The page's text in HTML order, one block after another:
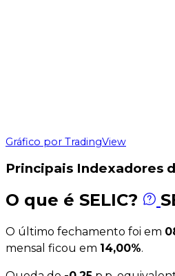
Gráfico por TradingView
Principais Indexadores
O que é SELIC?
O último fechamento foi em
mensal ficou em 14,00%.